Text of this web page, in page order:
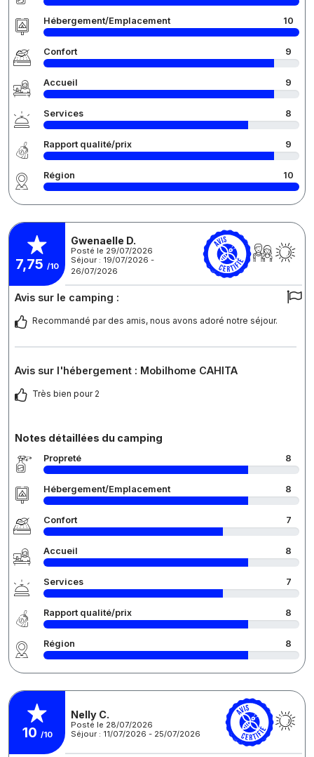
Hébergement/Emplacement 10
Confort 9
Accueil 9
Services 8
Rapport qualité/prix 9
Région 10
7,75 /10
Gwenaelle D.
Posté le 29/07/2026
Séjour : 19/07/2026 -
26/07/2026
Avis sur le camping :
Recommandé par des amis, nous avons adoré notre séjour.
Avis sur l'hébergement : Mobilhome CAHITA
Très bien pour 2
Notes détaillées du camping
Propreté 8
Hébergement/Emplacement 8
Confort 7
Accueil 8
Services 7
Rapport qualité/prix 8
Région 8
10 /10
Nelly C.
Posté le 28/07/2026
Séjour : 11/07/2026 - 25/07/2026